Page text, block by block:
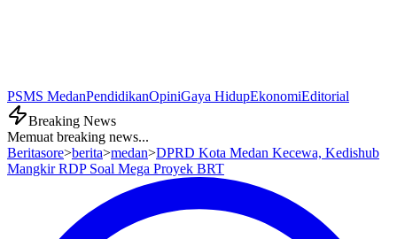
PSMS MedanPendidikanOpiniGaya HidupEkonomiEditorial
Breaking News
Memuat breaking news...
Beritasore>berita>medan>DPRD Kota Medan Kecewa, Kedishub
Mangkir RDP Soal Mega Proyek BRT